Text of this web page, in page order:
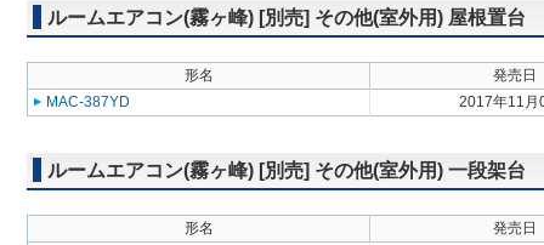
ルームエアコン(霧ヶ峰) [別売] その他(室外用) 屋根置台
形名
発売日
MAC-387YD
2017年11月
ルームエアコン(霧ヶ峰) [別売] その他(室外用) 一段架台
形名
発売日